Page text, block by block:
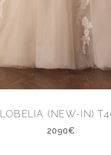
LOBELIA (NEW-IN)
2090€